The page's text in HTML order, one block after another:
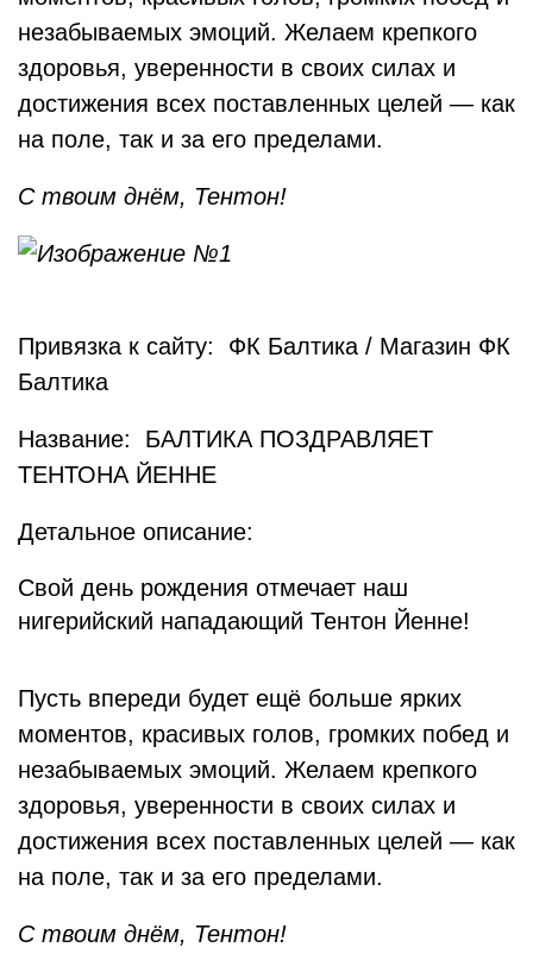
незабываемых эмоций. Желаем крепкого
здоровья, уверенности в своих силах и
достижения всех поставленных целей — как
на поле, так и за его пределами.
С твоим днём, Тентон!
Привязка к сайту: ФК Балтика / Магазин ФК
Балтика
Название: БАЛТИКА ПОЗДРАВЛЯЕТ
ТЕНТОНА ЙЕННЕ
Детальное описание:
Свой день рождения отмечает наш
нигерийский нападающий Тентон Йенне!
Пусть впереди будет ещё больше ярких
моментов, красивых голов, громких побед и
незабываемых эмоций. Желаем крепкого
здоровья, уверенности в своих силах и
достижения всех поставленных целей — как
на поле, так и за его пределами.
С твоим днём, Тентон!